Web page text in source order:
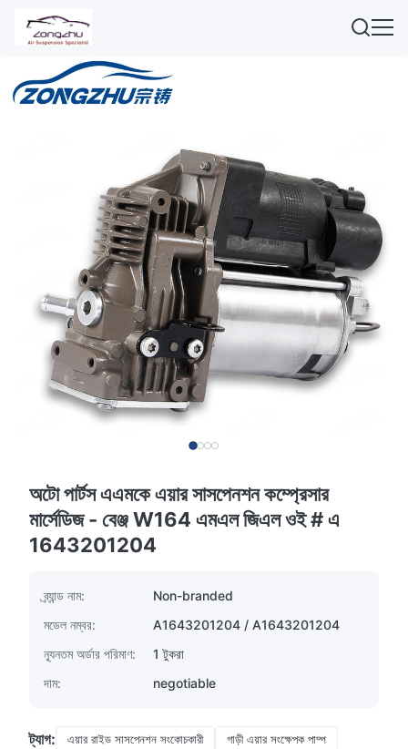
অটো পার্টস এএমকে এয়ার সাসপেনশন কম্প্রেসার
মার্সেডিজ - বেঞ্জ W164 এমএল জিএল ওই # এ
1643201204
ব্র্যান্ড নাম:
Non-branded
মডেল নম্বর:
A1643201204 / A1643201204
ন্যূনতম অর্ডার পরিমাণ:
1 টুকরা
দাম:
negotiable
ট্যাগ: এয়ার রাইড সাসপেনশন সংকোচকারী
গাড়ী এয়ার সংক্ষেপক পাম্প